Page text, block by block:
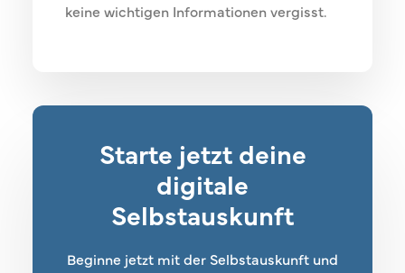
keine wichtigen Informationen vergisst.
Starte jetzt deine
digitale
Selbstauskunft
Beginne jetzt mit der Selbstauskunft und